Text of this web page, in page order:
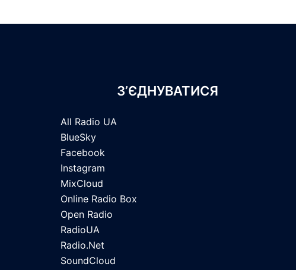
З’ЄДНУВАТИСЯ
All Radio UA
BlueSky
Facebook
Instagram
MixCloud
Online Radio Box
Open Radio
RadioUA
Radio.Net
SoundCloud